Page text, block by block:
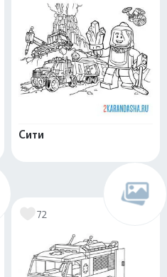
Сити
72